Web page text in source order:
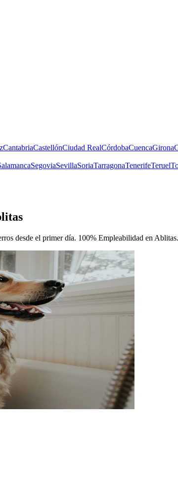
CantabriaCastellónCiudad RealCórdobaCuencaGirona
SegoviaSevillaSoriaTarragonaTenerifeTeruel
desde el primer día. 100% Empleabilidad en Ablitas.